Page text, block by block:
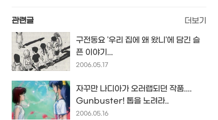
관련글 더보기
구전동요 '우리 집에 왜 왔니'에 담긴 슬
픈 이야기...
2006.05.17
자꾸만 나디아가 오러랩되던 작품....
Gunbuster! 톱을 노려라..
2006.05.16